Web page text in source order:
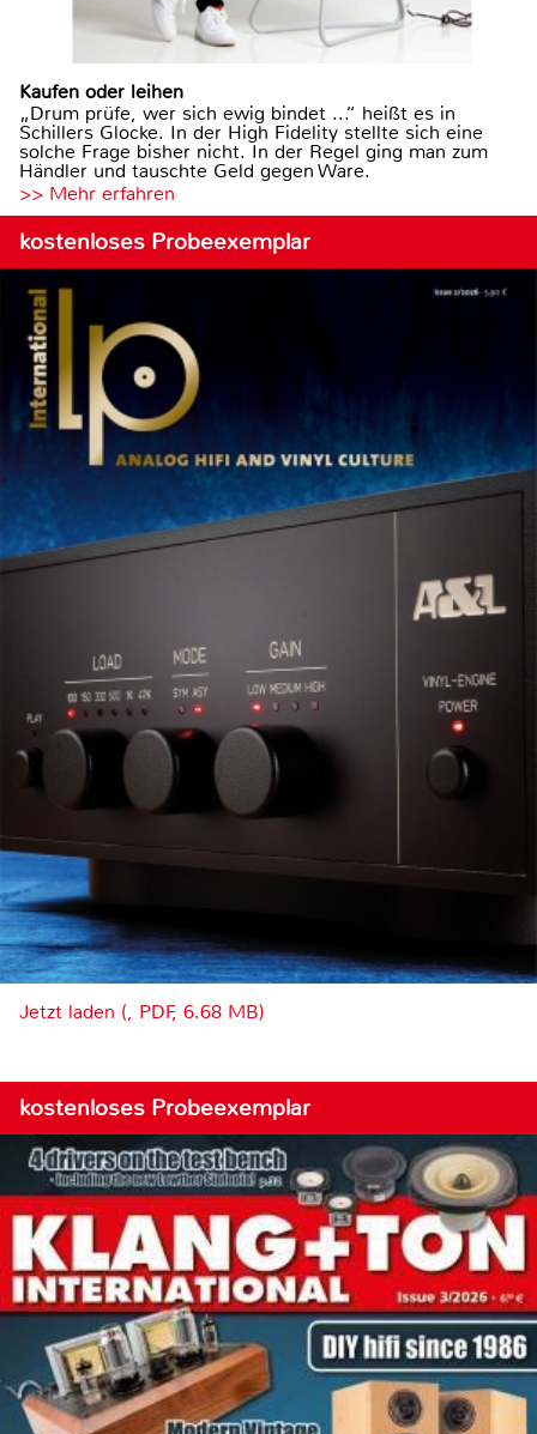
Kaufen oder leihen
„Drum prüfe, wer sich ewig bindet ...“ heißt es in
Schillers Glocke. In der High Fidelity stellte sich eine
solche Frage bisher nicht. In der Regel ging man zum
Händler und tauschte Geld gegen Ware.
>> Mehr erfahren
kostenloses Probeexemplar
Jetzt laden (, PDF, 6.68 MB)
kostenloses Probeexemplar